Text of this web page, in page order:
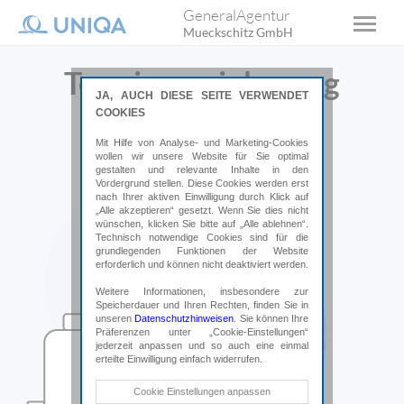
GeneralAgentur
Mueckschitz GmbH
Terminvereinbarung
JA, AUCH DIESE SEITE VERWENDET
COOKIES
Mit Hilfe von Analyse- und Marketing-Cookies
wollen wir unsere Website für Sie optimal
gestalten und relevante Inhalte in den
Vordergrund stellen. Diese Cookies werden erst
nach Ihrer aktiven Einwilligung durch Klick auf
„Alle akzeptieren“ gesetzt. Wenn Sie dies nicht
wünschen, klicken Sie bitte auf „Alle ablehnen“.
Technisch notwendige Cookies sind für die
grundlegenden Funktionen der Website
erforderlich und können nicht deaktiviert werden.
Weitere Informationen, insbesondere zur
Speicherdauer und Ihren Rechten, finden Sie in
unserenDatenschutzhinweisen . Sie können Ihre
Präferenzen unter „Cookie-Einstellungen“
jederzeit anpassen und so auch eine einmal
erteilte Einwilligung einfach widerrufen.
Technische Cookies
Cookie Einstellungen anpassen